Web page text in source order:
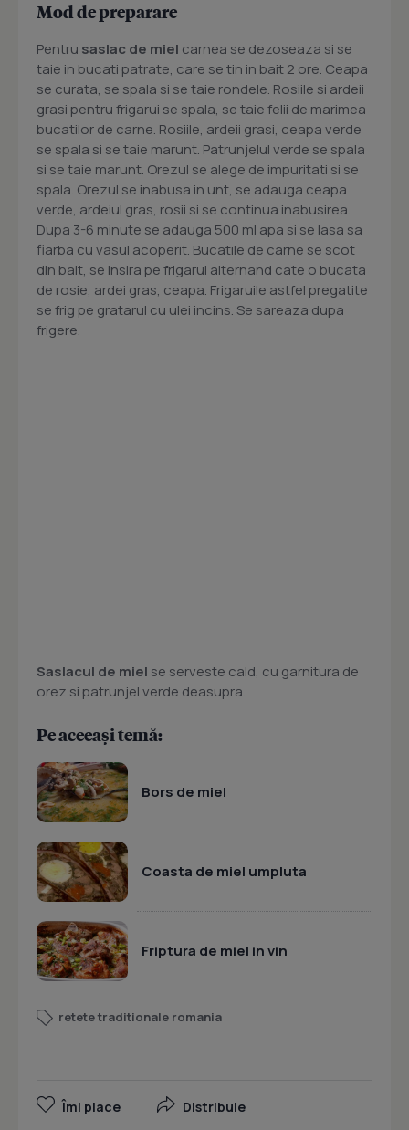
Mod de preparare
Pentru saslac de miel carnea se dezoseaza si se
taie in bucati patrate, care se tin in bait 2 ore. Ceapa
se curata, se spala si se taie rondele. Rosiile si ardeii
grasi pentru frigarui se spala, se taie felii de marimea
bucatilor de carne. Rosiile, ardeii grasi, ceapa verde
se spala si se taie marunt. Patrunjelul verde se spala
si se taie marunt. Orezul se alege de impuritati si se
spala. Orezul se inabusa in unt, se adauga ceapa
verde, ardeiul gras, rosii si se continua inabusirea.
Dupa 3-6 minute se adauga 500 ml apa si se lasa sa
fiarba cu vasul acoperit. Bucatile de carne se scot
din bait, se insira pe frigarui alternand cate o bucata
de rosie, ardei gras, ceapa. Frigaruile astfel pregatite
se frig pe gratarul cu ulei incins. Se sareaza dupa
frigere.
Saslacul de miel se serveste cald, cu garnitura de
orez si patrunjel verde deasupra.
Pe aceeași temă:
Bors de miel
Coasta de miel umpluta
Friptura de miel in vin
retete traditionale romania
Îmi place Distribuie